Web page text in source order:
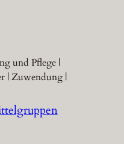
und Pflege |
| Zuwendung |